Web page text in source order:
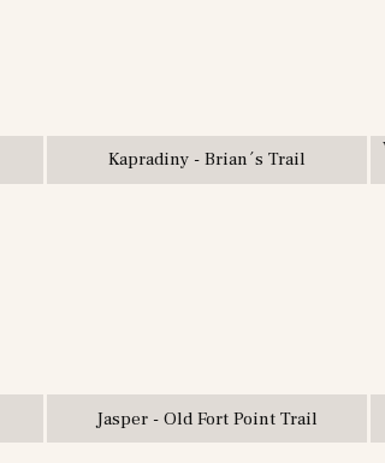
Kapradiny - Brian´s Trail
Jasper - Old Fort Point Trail